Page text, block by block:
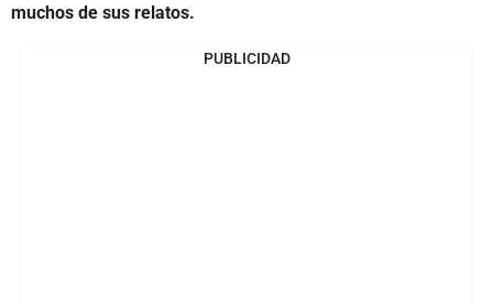
muchos de sus relatos.
PUBLICIDAD